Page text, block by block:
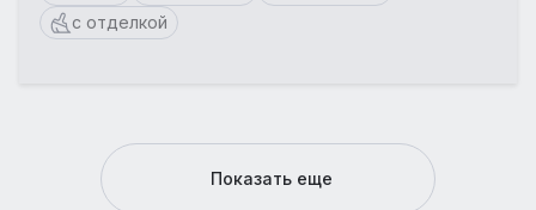
с отделкой
Показать еще